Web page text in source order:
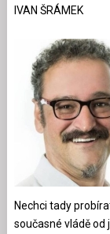
IVAN ŠRÁMEK
Nechci tady
současné vládě od